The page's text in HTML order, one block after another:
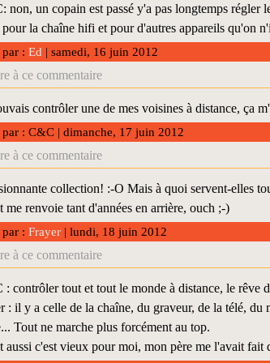
non, un copain est passé y'a pas longtemps régler
pour la chaîne hifi et pour d'autres appareils qu'on
: Ed | samedi, 16 juin 2012
à ce commentaire
contrôler une de mes voisines à distance, ça
: C&C | dimanche, 17 juin 2012
à ce commentaire
collection! :-O Mais à quoi servent-elles
me renvoie tant d'années en arrière, ouch ;-)
: Frayer | lundi, 18 juin 2012
à ce commentaire
: contrôler tout et tout le monde à distance, le rêve
: il y a celle de la chaîne, du graveur, de la télé, du
Tout ne marche plus forcément au top.
aussi c'est vieux pour moi, mon père me l'avait fait